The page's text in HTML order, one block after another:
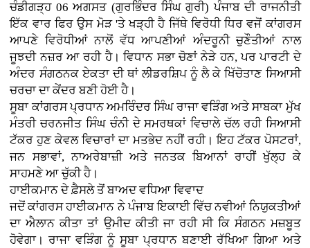
ਚੰਡੀਗੜ੍ਹ 06 ਅਗਸਤ (ਗੁਰਭਿੰਦਰ ਸਿੰਘ ਗੁਰੀ)ਪੰਜਾਬ ਦੀ ਰਾਜਨੀਤੀ
ਇੱਕ ਵਾਰ ਫਿਰ ਉਸ ਮੋੜ 'ਤੇ ਖੜ੍ਹੀ ਹੈ ਜਿੱਥੇ ਵਿਰੋਧੀ ਧਿਰ ਵਜੋਂ ਕਾਂਗਰਸ
ਆਪਣੇ ਵਿਰੋਧੀਆਂ ਨਾਲੋਂ ਵੱਧ ਆਪਣੀਆਂ ਅੰਦਰੂਨੀ ਚੁਣੌਤੀਆਂ ਨਾਲ
ਜੂਝਦੀ ਨਜ਼ਰ ਆ ਰਹੀ ਹੈ। ਵਿਧਾਨ ਸਭਾ ਚੋਣਾਂ ਨੇੜੇ ਹਨ, ਪਰ ਪਾਰਟੀ ਦੇ
ਅੰਦਰ ਸੰਗਠਨਕ ਏਕਤਾ ਦੀ ਥਾਂ ਲੀਡਰਸ਼ਿਪ ਨੂੰ ਲੈ ਕੇ ਖਿੱਚੋਤਾਣ ਸਿਆਸੀ
ਚਰਚਾ ਦਾ ਕੇਂਦਰ ਬਣੀ ਹੋਈ ਹੈ।
ਸੂਬਾ ਕਾਂਗਰਸ ਪ੍ਰਧਾਨ ਅਮਰਿੰਦਰ ਸਿੰਘ ਰਾਜਾ ਵੜਿੰਗ ਅਤੇ ਸਾਬਕਾ ਮੁੱਖ
ਮੰਤਰੀ ਚਰਨਜੀਤ ਸਿੰਘ ਚੰਨੀ ਦੇ ਸਮਰਥਕਾਂ ਵਿਚਾਲੇ ਚੱਲ ਰਹੀ ਸਿਆਸੀ
ਟੱਕਰ ਹੁਣ ਕੇਵਲ ਵਿਚਾਰਾਂ ਦਾ ਮਤਭੇਦ ਨਹੀਂ ਰਹੀ। ਇਹ ਟੱਕਰ ਪੋਸਟਰਾਂ,
ਜਨ ਸਭਾਵਾਂ, ਨਾਅਰੇਬਾਜ਼ੀ ਅਤੇ ਜਨਤਕ ਬਿਆਨਾਂ ਰਾਹੀਂ ਖੁੱਲ੍ਹ ਕੇ
ਸਾਹਮਣੇ ਆ ਚੁੱਕੀ ਹੈ।
ਹਾਈਕਮਾਨ ਦੇ ਫ਼ੈਸਲੇ ਤੋਂ ਬਾਅਦ ਵਧਿਆ ਵਿਵਾਦ
ਜਦੋਂ ਕਾਂਗਰਸ ਹਾਈਕਮਾਨ ਨੇ ਪੰਜਾਬ ਇਕਾਈ ਵਿੱਚ ਨਵੀਆਂ ਨਿਯੁਕਤੀਆਂ
ਦਾ ਐਲਾਨ ਕੀਤਾ ਤਾਂ ਉਮੀਦ ਕੀਤੀ ਜਾ ਰਹੀ ਸੀ ਕਿ ਸੰਗਠਨ ਮਜ਼ਬੂਤ
ਹੋਵੇਗਾ। ਰਾਜਾ ਵੜਿੰਗ ਨੂੰ ਸੂਬਾ ਪ੍ਰਧਾਨ ਬਣਾਈ ਰੱਖਿਆ ਗਿਆ ਅਤੇ